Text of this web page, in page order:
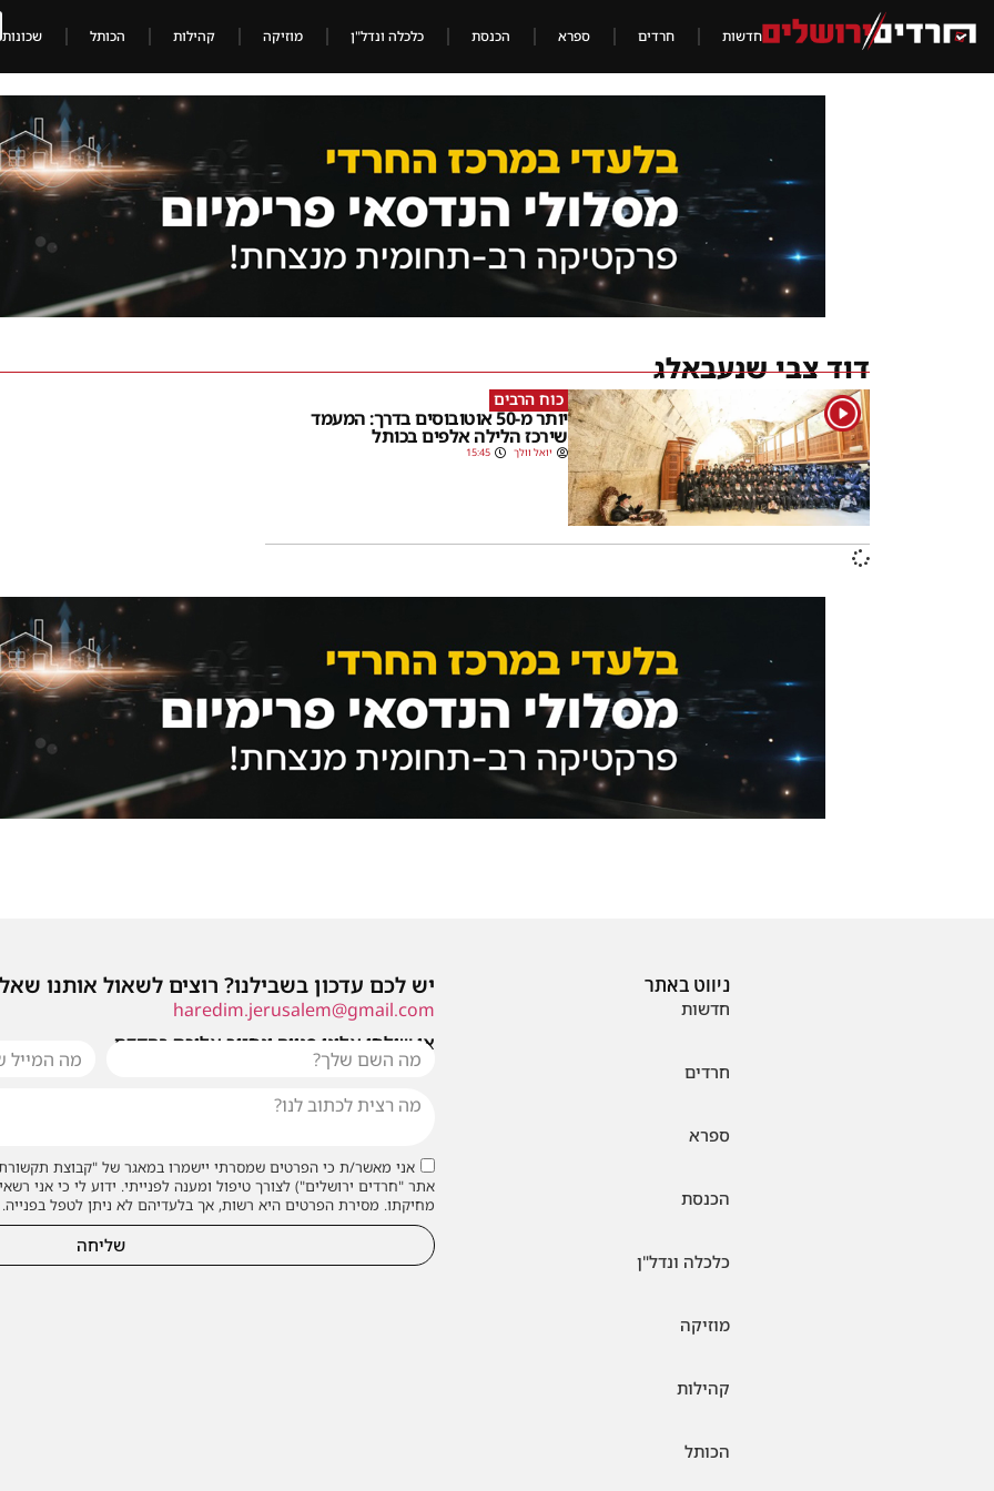
חדשות חרדים ספרא הכנסת כלכלה ונדל"ן מוזיקה קהילות הכותל שכונות
דוד צבי שנעבאלג
1 כוח הרבים
יותר מ-50 אוטובוסים בדרך: המעמד
שירכז הלילה אלפים בכותל
יואל וולך 15:45
ניווט באתר
חדשות
חרדים
ספרא
הכנסת
כלכלה ונדל"ן
מוזיקה
קהילות
הכותל
יש לכם עדכון בשבילנו? רוצים לשאול אותנו
haredim.jerusalem@gmail.com
או שילחו אלינו פנייה ונחזור אליכם בהקדם
אני מאשר/ת כי הפרטים שמסרתי יישמרו במאגר של "קבוצת
אתר "חרדים ירושלים") לצורך טיפול ומענה לפנייתי. ידוע לי כי אני
מחיקתו. מסירת הפרטים היא רשות, אך בלעדיהם לא ניתן לטפל
שליחה